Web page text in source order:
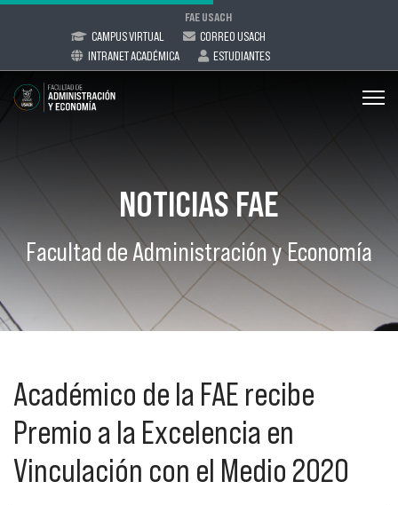
FAE USACH
CAMPUS VIRTUAL
CORREO USACH
INTRANET ACADÉMICA
ESTUDIANTES
NOTICIAS FAE
Facultad de Administración y Economía
Académico de la FAE recibe
Premio a la Excelencia en
Vinculación con el Medio 2020